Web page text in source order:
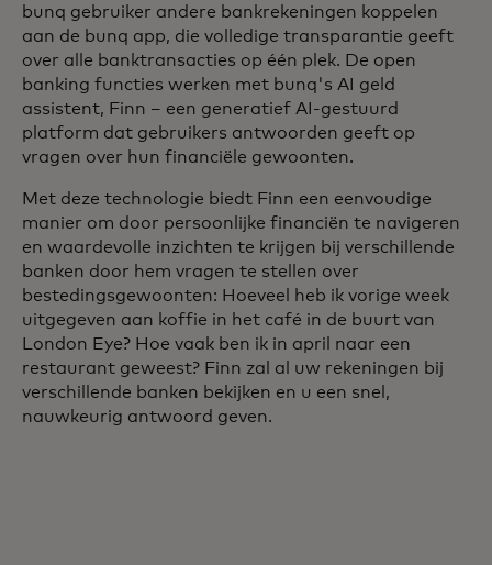
bunq gebruiker andere bankrekeningen koppelen
aan de bunq app, die volledige transparantie geeft
over alle banktransacties op één plek. De open
banking functies werken met bunq's AI geld
assistent, Finn – een generatief AI-gestuurd
platform dat gebruikers antwoorden geeft op
vragen over hun financiële gewoonten.
Met deze technologie biedt Finn een eenvoudige
manier om door persoonlijke financiën te navigeren
en waardevolle inzichten te krijgen bij verschillende
banken door hem vragen te stellen over
bestedingsgewoonten: Hoeveel heb ik vorige week
uitgegeven aan koffie in het café in de buurt van
London Eye? Hoe vaak ben ik in april naar een
restaurant geweest? Finn zal al uw rekeningen bij
verschillende banken bekijken en u een snel,
nauwkeurig antwoord geven.